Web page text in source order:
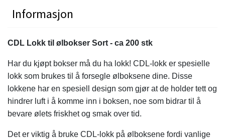
Informasjon
CDL Lokk til ølbokser Sort - ca 200 stk
Har du kjøpt bokser må du ha lokk! CDL-lokk er spesielle
lokk som brukes til å forsegle ølboksene dine. Disse
lokkene har en spesiell design som gjør at de holder tett og
hindrer luft i å komme inn i boksen, noe som bidrar til å
bevare ølets friskhet og smak over tid.
Det er viktig å bruke CDL-lokk på ølboksene fordi vanlige